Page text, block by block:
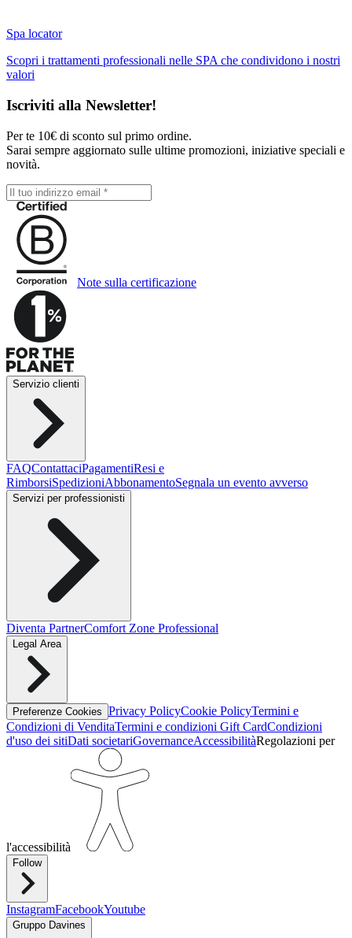
Spa locator
Scopri i trattamenti professionali nelle SPA che condividono i nostri
valori
Iscriviti alla Newsletter!
Per te 10€ di sconto sul primo ordine.
Sarai sempre aggiornato sulle ultime promozioni, iniziative speciali e
novità.
Note sulla certificazione
Servizio clienti
FAQContattaciPagamentiResi e
RimborsiSpedizioniAbbonamentoSegnala un evento avverso
Servizi per professionisti
Diventa PartnerComfort Zone Professional
Legal Area
Preferenze Cookies Privacy PolicyCookie PolicyTermini e
Condizioni di VenditaTermini e condizioni Gift CardCondizioni
d'uso dei sitiDati societariGovernanceAccessibilitàRegolazioni per
l'accessibilità
Follow
InstagramFacebookYoutube
Gruppo Davines